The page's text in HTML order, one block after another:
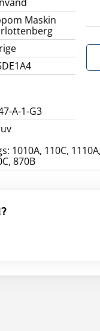
Maskin
A-1-G3
1010A, 110C,
870B